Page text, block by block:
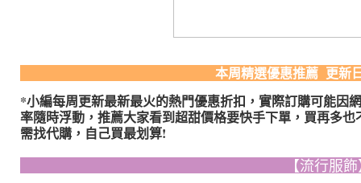
本周精選優惠推薦 更新
*小編每周更新最新最火的熱門優惠折扣，實際訂購可能因
率隨時浮動，推薦大家看到超甜價格要快手下單，買再多
需找代購，自己買最划算!
【流行服